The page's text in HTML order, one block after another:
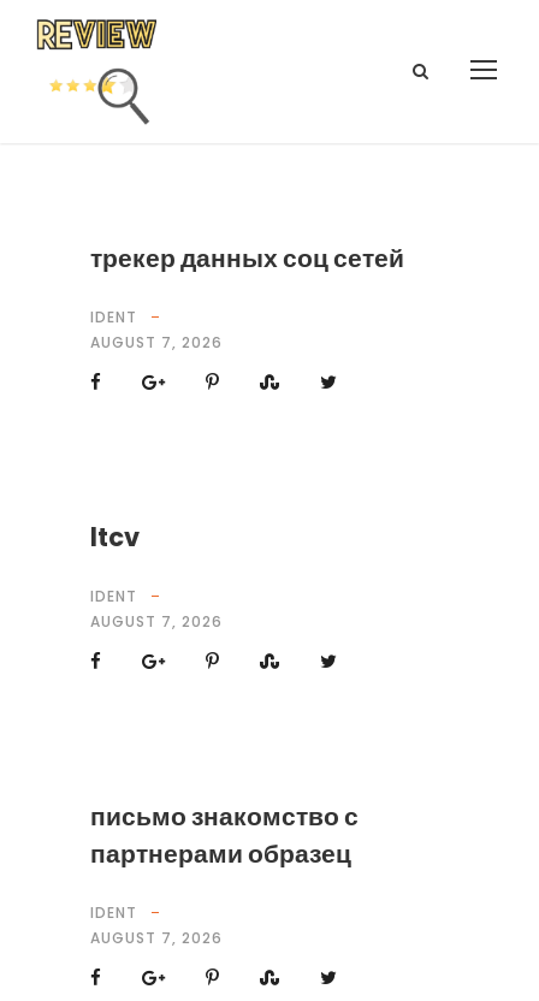
трекер данных соц сетей
IDENT
AUGUST 7, 2026
ltcv
IDENT
AUGUST 7, 2026
письмо знакомство с
партнерами образец
IDENT
AUGUST 7, 2026